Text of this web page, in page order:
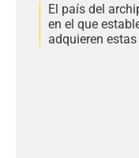
El país del
en el que
adquieren